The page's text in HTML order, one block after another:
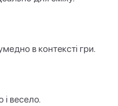
в контексті гри.
і весело.